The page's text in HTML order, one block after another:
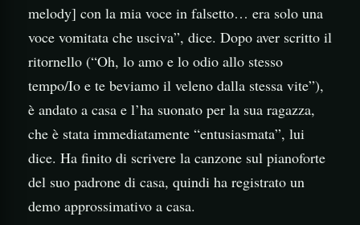
melody] con la mia voce in falsetto… era solo una
voce vomitata che usciva”, dice. Dopo aver scritto il
ritornello (“Oh, lo amo e lo odio allo stesso
tempo/Io e te beviamo il veleno dalla stessa vite”),
è andato a casa e l’ha suonato per la sua ragazza,
che è stata immediatamente “entusiasmata”, lui
dice. Ha finito di scrivere la canzone sul pianoforte
del suo padrone di casa, quindi ha registrato un
demo approssimativo a casa.